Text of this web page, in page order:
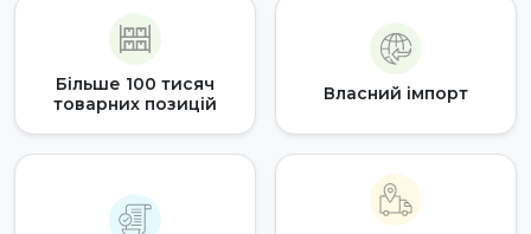
Більше 100 тисяч
товарних позицій
Власний імпорт